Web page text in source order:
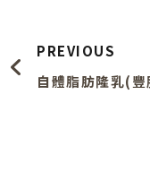
PREVIOUS